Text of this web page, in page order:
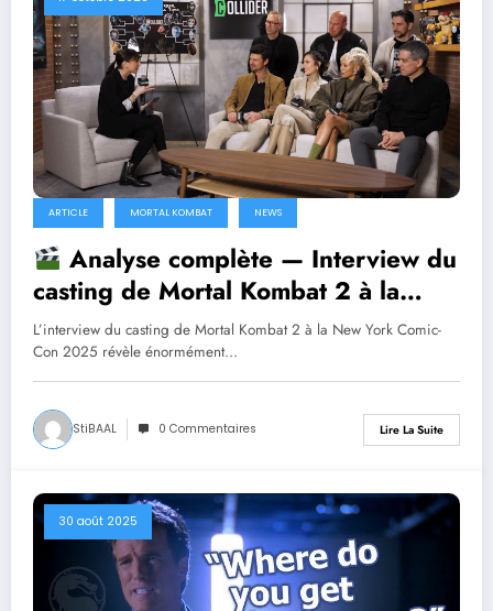
ARTICLE MORTAL KOMBAT NEWS
Analyse complète — Interview du
casting de Mortal Kombat 2 à la
Comic-Con 2025
L’interview du casting de Mortal Kombat 2 à la New York Comic-
Con 2025 révèle énormément…
StiBAAL 0 Commentaires Lire La Suite
30 août 2025